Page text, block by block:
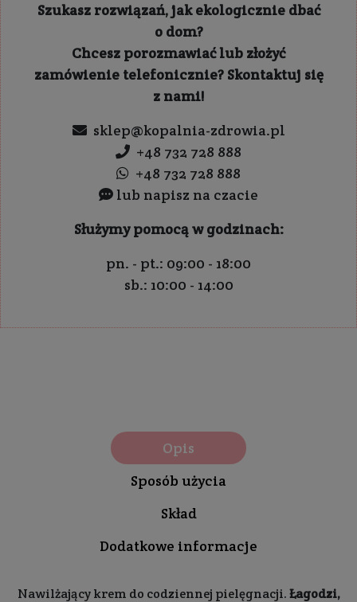
Szukasz rozwiązań, jak ekologicznie dbać
o dom?
Chcesz porozmawiać lub złożyć
zamówienie telefonicznie? Skontaktuj się
z nami!
sklep@kopalnia-zdrowia.pl
+48 732 728 888
+48 732 728 888
lub napisz na czacie
Służymy pomocą w godzinach:
pn. - pt.: 09:00 - 18:00
sb.: 10:00 - 14:00
Opis
Sposób użycia
Skład
Dodatkowe informacje
Nawilżający krem do codziennej pielęgnacji.Łagodzi,